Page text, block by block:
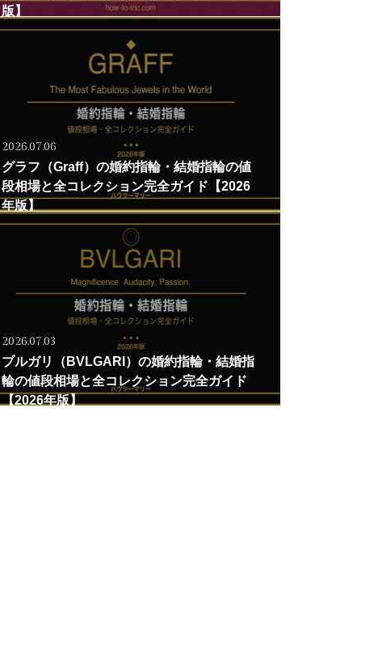
版】
2026.07.06
グラフ（Graff）の婚約指輪・結婚指輪の値
段相場と全コレクション完全ガイド【2026
年版】
2026.07.03
ブルガリ（BVLGARI）の婚約指輪・結婚指
輪の値段相場と全コレクション完全ガイド
【2026年版】